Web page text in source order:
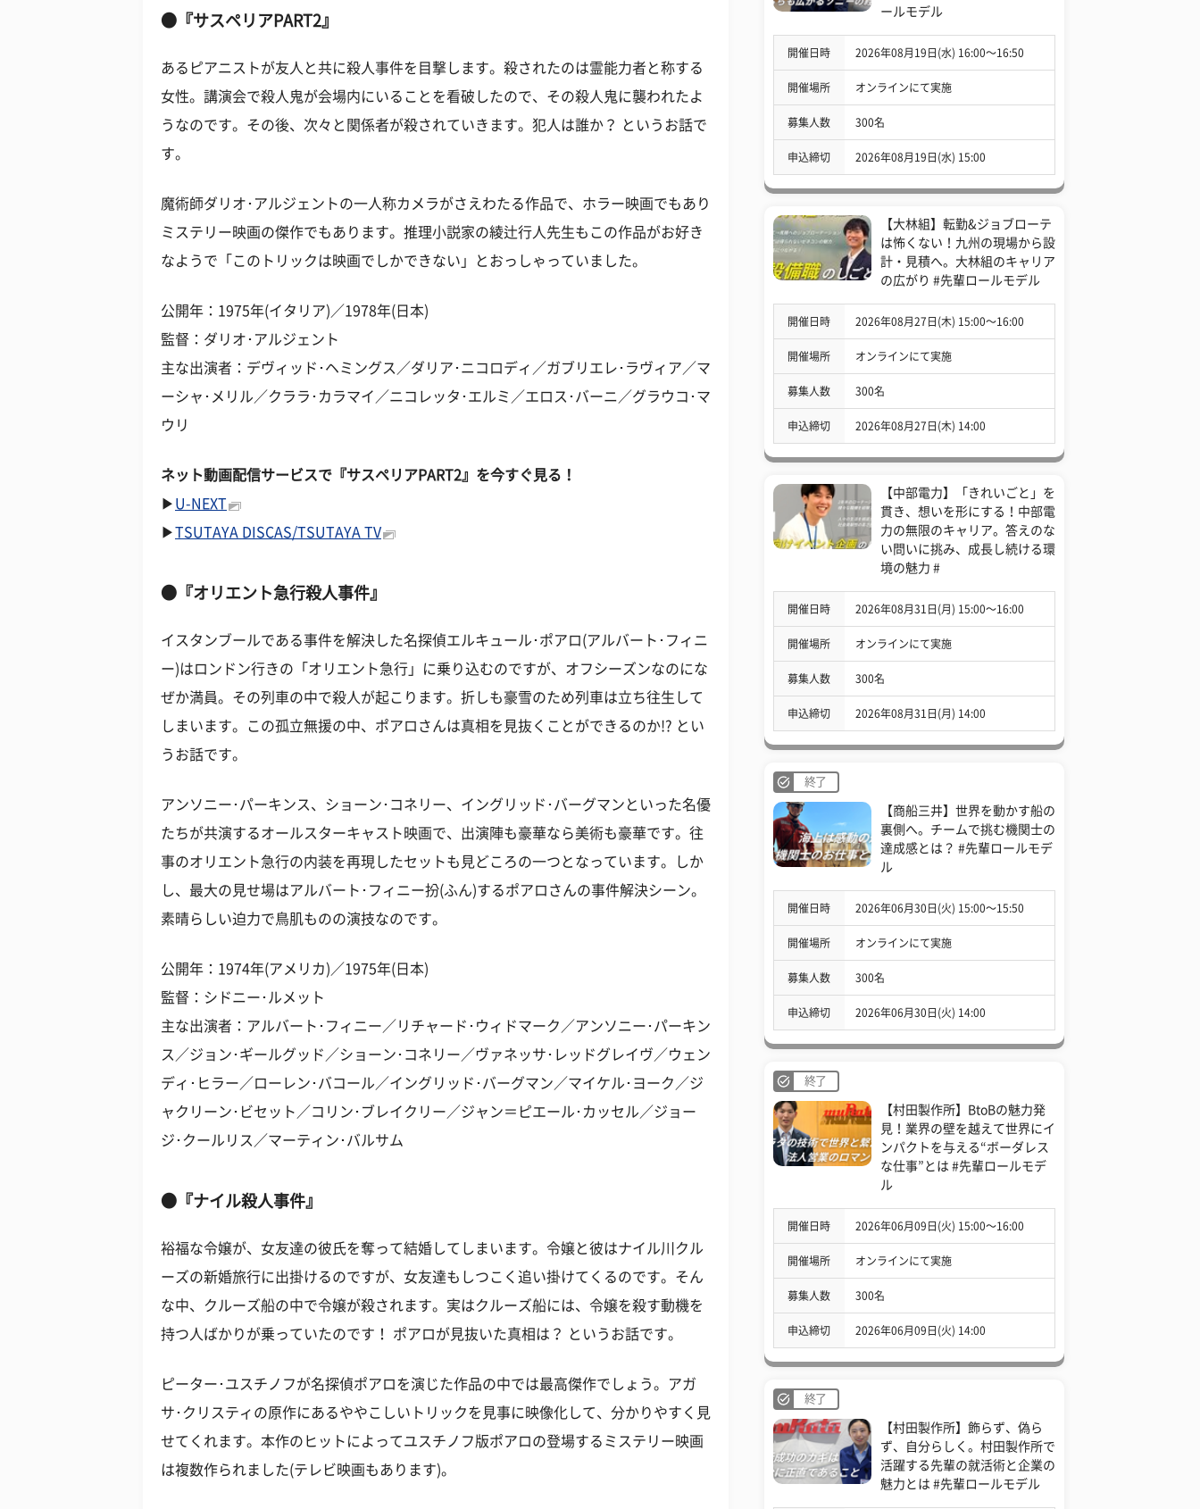
●『サスペリアPART2』
あるピアニストが友人と共に殺人事件を目撃します。殺されたのは霊能力者と称する
女性。講演会で殺人鬼が会場内にいることを看破したので、その殺人鬼に襲われたよ
うなのです。その後、次々と関係者が殺されていきます。犯人は誰か？ というお話で
す。
魔術師ダリオ･アルジェントの一人称カメラがさえわたる作品で、ホラー映画でもあり
ミステリー映画の傑作でもあります。推理小説家の綾辻行人先生もこの作品がお好き
なようで「このトリックは映画でしかできない」とおっしゃっていました。
公開年：1975年(イタリア)／1978年(日本)
監督：ダリオ･アルジェント
主な出演者：デヴィッド･ヘミングス／ダリア･ニコロディ／ガブリエレ･ラヴィア／マ
ーシャ･メリル／クララ･カラマイ／ニコレッタ･エルミ／エロス･バーニ／グラウコ･マ
ウリ
ネット動画配信サービスで『サスペリアPART2』を今すぐ見る！
▶ U-NEXT
▶TSUTAYA DISCAS/TSUTAYA TV
●『オリエント急行殺人事件』
イスタンブールである事件を解決した名探偵エルキュール･ポアロ(アルバート･フィニ
ー)はロンドン行きの「オリエント急行」に乗り込むのですが、オフシーズンなのにな
ぜか満員。その列車の中で殺人が起こります。折しも豪雪のため列車は立ち往生して
しまいます。この孤立無援の中、ポアロさんは真相を見抜くことができるのか!? とい
うお話です。
アンソニー･パーキンス、ショーン･コネリー、イングリッド･バーグマンといった名優
たちが共演するオールスターキャスト映画で、出演陣も豪華なら美術も豪華です。往
事のオリエント急行の内装を再現したセットも見どころの一つとなっています。しか
し、最大の見せ場はアルバート･フィニー扮(ふん)するポアロさんの事件解決シーン。
素晴らしい迫力で鳥肌ものの演技なのです。
公開年：1974年(アメリカ)／1975年(日本)
監督：シドニー･ルメット
主な出演者：アルバート･フィニー／リチャード･ウィドマーク／アンソニー･パーキン
ス／ジョン･ギールグッド／ショーン･コネリー／ヴァネッサ･レッドグレイヴ／ウェン
ディ･ヒラー／ローレン･バコール／イングリッド･バーグマン／マイケル･ヨーク／ジ
ャクリーン･ビセット／コリン･ブレイクリー／ジャン＝ピエール･カッセル／ジョー
ジ･クールリス／マーティン･バルサム
●『ナイル殺人事件』
裕福な令嬢が、女友達の彼氏を奪って結婚してしまいます。令嬢と彼はナイル川クル
ーズの新婚旅行に出掛けるのですが、女友達もしつこく追い掛けてくるのです。そん
な中、クルーズ船の中で令嬢が殺されます。実はクルーズ船には、令嬢を殺す動機を
持つ人ばかりが乗っていたのです！ ポアロが見抜いた真相は？ というお話です。
ピーター･ユスチノフが名探偵ポアロを演じた作品の中では最高傑作でしょう。アガ
サ･クリスティの原作にあるややこしいトリックを見事に映像化して、分かりやすく見
せてくれます。本作のヒットによってユスチノフ版ポアロの登場するミステリー映画
は複数作られました(テレビ映画もあります)。
ールモデル
開催日時 2026年08月19日(水) 16:00〜16:50
開催場所 オンラインにて実施
募集人数 300名
申込締切 2026年08月19日(水) 15:00
【大林組】転勤&ジョブローテ
は怖くない！九州の現場から設
計・見積へ。大林組のキャリア
の広がり #先輩ロールモデル
開催日時 2026年08月27日(木) 15:00〜16:00
開催場所 オンラインにて実施
募集人数 300名
申込締切 2026年08月27日(木) 14:00
【中部電力】「きれいごと」を
貫き、想いを形にする！中部電
力の無限のキャリア。答えのな
い問いに挑み、成長し続ける環
境の魅力 #
開催日時 2026年08月31日(月) 15:00〜16:00
開催場所 オンラインにて実施
募集人数 300名
申込締切 2026年08月31日(月) 14:00
終了
【商船三井】世界を動かす船の
裏側へ。チームで挑む機関士の
達成感とは？ #先輩ロールモデ
ル
開催日時 2026年06月30日(火) 15:00〜15:50
開催場所 オンラインにて実施
募集人数 300名
申込締切 2026年06月30日(火) 14:00
終了
【村田製作所】BtoBの魅力発
見！業界の壁を越えて世界にイ
ンパクトを与える“ボーダレス
な仕事”とは #先輩ロールモデ
ル
開催日時 2026年06月09日(火) 15:00〜16:00
開催場所 オンラインにて実施
募集人数 300名
申込締切 2026年06月09日(火) 14:00
終了
【村田製作所】飾らず、偽ら
ず、自分らしく。村田製作所で
活躍する先輩の就活術と企業の
魅力とは #先輩ロールモデル